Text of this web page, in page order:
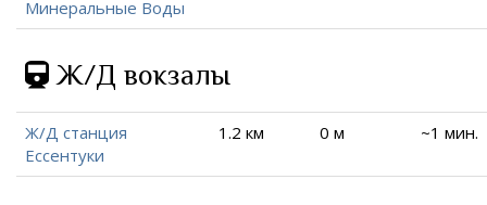
Минеральные Воды
Ж/Д вокзалы
Ж/Д станция
Ессентуки
1.2 км 0 м ~1 мин.